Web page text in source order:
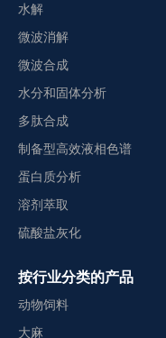
水解
微波消解
微波合成
水分和固体分析
多肽合成
制备型高效液相色谱
蛋白质分析
溶剂萃取
硫酸盐灰化
按行业分类的产品
动物饲料
大麻